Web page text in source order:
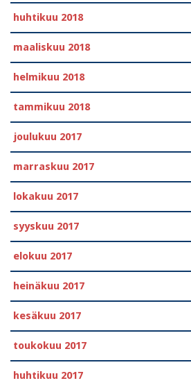
huhtikuu 2018
maaliskuu 2018
helmikuu 2018
tammikuu 2018
joulukuu 2017
marraskuu 2017
lokakuu 2017
syyskuu 2017
elokuu 2017
heinäkuu 2017
kesäkuu 2017
toukokuu 2017
huhtikuu 2017